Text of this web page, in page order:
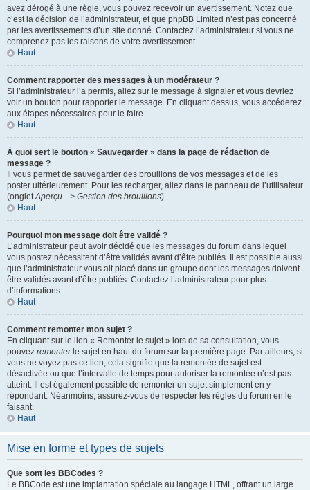
avez dérogé à une règle, vous pouvez recevoir un avertissement. Notez que
c’est la décision de l’administrateur, et que phpBB Limited n’est pas concerné
par les avertissements d’un site donné. Contactez l’administrateur si vous ne
comprenez pas les raisons de votre avertissement.
Haut
Comment rapporter des messages à un modérateur ?
Si l’administrateur l’a permis, allez sur le message à signaler et vous devriez
voir un bouton pour rapporter le message. En cliquant dessus, vous accéderez
aux étapes nécessaires pour le faire.
Haut
À quoi sert le bouton « Sauvegarder » dans la page de rédaction de
message ?
Il vous permet de sauvegarder des brouillons de vos messages et de les
poster ultérieurement. Pour les recharger, allez dans le panneau de l’utilisateur
(ongletAperçu --> Gestion des brouillons).
Haut
Pourquoi mon message doit être validé ?
L’administrateur peut avoir décidé que les messages du forum dans lequel
vous postez nécessitent d’être validés avant d’être publiés. Il est possible aussi
que l’administrateur vous ait placé dans un groupe dont les messages doivent
être validés avant d’être publiés. Contactez l’administrateur pour plus
d’informations.
Haut
Comment remonter mon sujet ?
En cliquant sur le lien « Remonter le sujet » lors de sa consultation, vous
pouvez remonterle sujet en haut du forum sur la première page. Par ailleurs, si
vous ne voyez pas ce lien, cela signifie que la remontée de sujet est
désactivée ou que l’intervalle de temps pour autoriser la remontée n’est pas
atteint. Il est également possible de remonter un sujet simplement en y
répondant. Néanmoins, assurez-vous de respecter les règles du forum en le
faisant.
Haut
Mise en forme et types de sujets
Que sont les BBCodes ?
Le BBCode est une implantation spéciale au langage HTML, offrant un large